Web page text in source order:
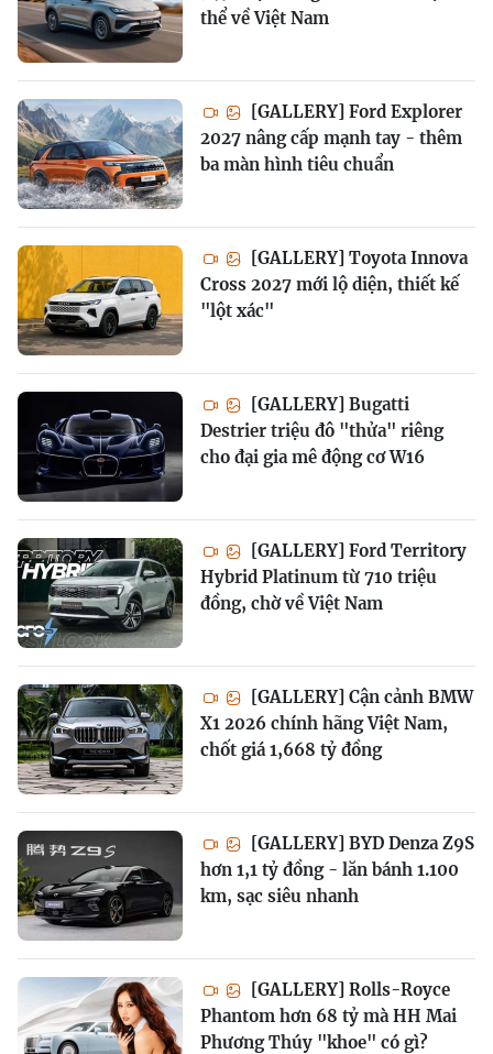
thể về Việt Nam
[GALLERY] Ford Explorer
2027 nâng cấp mạnh tay - thêm
ba màn hình tiêu chuẩn
[GALLERY] Toyota Innova
Cross 2027 mới lộ diện, thiết kế
"lột xác"
[GALLERY] Bugatti
Destrier triệu đô "thửa" riêng
cho đại gia mê động cơ W16
[GALLERY] Ford Territory
Hybrid Platinum từ 710 triệu
đồng, chờ về Việt Nam
[GALLERY] Cận cảnh BMW
X1 2026 chính hãng Việt Nam,
chốt giá 1,668 tỷ đồng
[GALLERY] BYD Denza Z9S
hơn 1,1 tỷ đồng - lăn bánh 1.100
km, sạc siêu nhanh
[GALLERY] Rolls-Royce
Phantom hơn 68 tỷ mà HH Mai
Phương Thúy "khoe" có gì?